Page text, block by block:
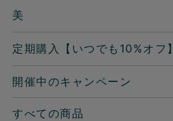
美
定期購入【いつでも10%オフ】
開催中のキャンペーン
すべての商品